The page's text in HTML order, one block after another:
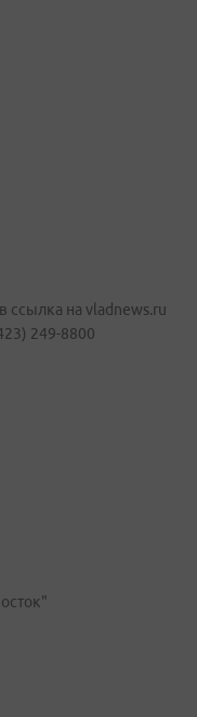
ссылка на vladnews.ru
249-8800